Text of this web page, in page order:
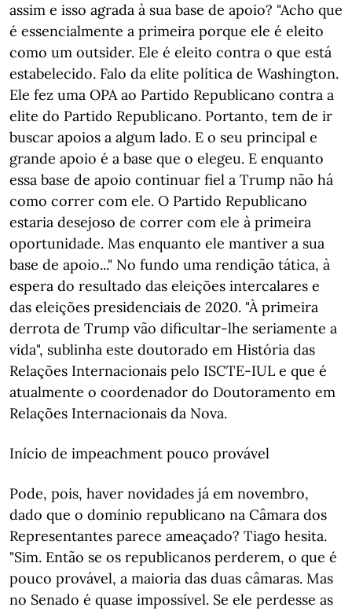
assim e isso agrada à sua base de apoio? "Acho que
é essencialmente a primeira porque ele é eleito
como um outsider. Ele é eleito contra o que está
estabelecido. Falo da elite política de Washington.
Ele fez uma OPA ao Partido Republicano contra a
elite do Partido Republicano. Portanto, tem de ir
buscar apoios a algum lado. E o seu principal e
grande apoio é a base que o elegeu. E enquanto
essa base de apoio continuar fiel a Trump não há
como correr com ele. O Partido Republicano
estaria desejoso de correr com ele à primeira
oportunidade. Mas enquanto ele mantiver a sua
base de apoio..." No fundo uma rendição tática, à
espera do resultado das eleições intercalares e
das eleições presidenciais de 2020. "À primeira
derrota de Trump vão dificultar-lhe seriamente a
vida", sublinha este doutorado em História das
Relações Internacionais pelo ISCTE-IUL e que é
atualmente o coordenador do Doutoramento em
Relações Internacionais da Nova.
Início de impeachment pouco provável
Pode, pois, haver novidades já em novembro,
dado que o domínio republicano na Câmara dos
Representantes parece ameaçado? Tiago hesita.
"Sim. Então se os republicanos perderem, o que é
pouco provável, a maioria das duas câmaras. Mas
no Senado é quase impossível. Se ele perdesse as